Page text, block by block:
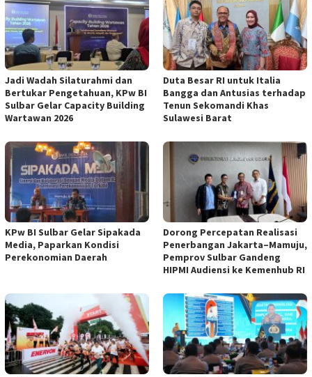
Jadi Wadah Silaturahmi dan
Bertukar Pengetahuan, KPw BI
Sulbar Gelar Capacity Building
Wartawan 2026
Duta Besar RI untuk Italia
Bangga dan Antusias terhadap
Tenun Sekomandi Khas
Sulawesi Barat
KPw BI Sulbar Gelar Sipakada
Media, Paparkan Kondisi
Perekonomian Daerah
Dorong Percepatan Realisasi
Penerbangan Jakarta–Mamuju,
Pemprov Sulbar Gandeng
HIPMI Audiensi ke Kemenhub RI